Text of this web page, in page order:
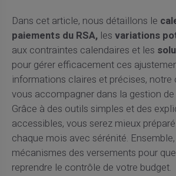
Dans cet article, nous détaillons le
paiements du RSA,les variations
aux contraintes calendaires et les
pour gérer efficacement ces
informations claires et précises, notre
vous accompagner dans la gestion
Grâce à des outils simples et des
accessibles, vous serez mieux
chaque mois avec sérénité.
mécanismes des versements pour
reprendre le contrôle de votre budget.